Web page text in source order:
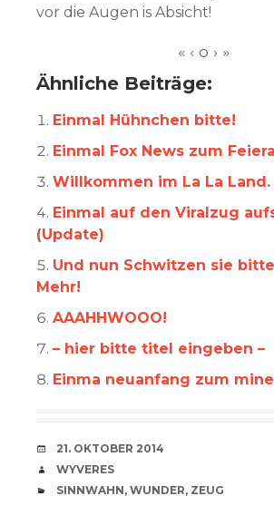
vor die Augen is Absicht!
Ähnliche Beiträge:
Einmal Hühnchen bitte!
Einmal Fox News zum
Willkommen im La La Land.
Einmal auf den Viralzug
(Update)
Und nun Schwitzen sie
Mehr!
AAAHHWOOO!
– hier bitte titel eingeben –
Einma neuanfang zum
VERABREDUNG
21. OKTOBER 2014
VERFASSER
WYVERES
CATEGORIES
SINNWAHN, WUNDER, ZEUG